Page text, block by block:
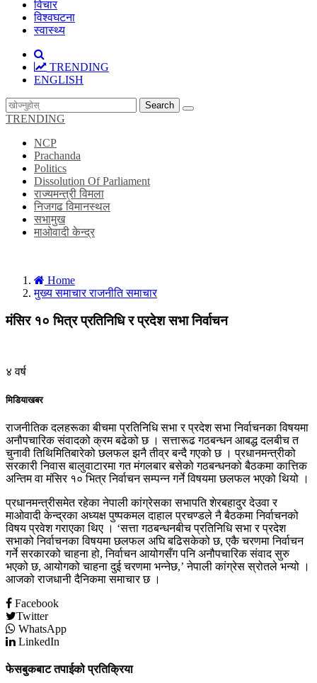
विचार
विश्वघटना
स्वास्थ्य
TRENDING
ENGLISH
Search
TRENDING
NCP
Prachanda
Politics
Dissolution Of Parliament
राज्यमन्त्री विमला
निजगढ विमानस्थल
सभामुख
माओवादी केन्द्र
Home
मुख्य समाचारराजनीतिसमाचार
मंसिर १० भित्र प्रतिनिधि र प्रदेश सभा निर्वाचन
४ वर्ष
मिडियाखबर
राजनीतिक दलहरूका बीचमा प्रतिनिधि सभा र प्रदेश सभा निर्वाचनका विषयमा
अनौपचारिक संवादको क्रम बढेको छ । सत्तारूढ गठबन्धन आबद्ध दलबीच त
चुनावी तिथिमितिबारेको छलफल झनै तीव्र बन्दै गएको छ । प्रधानमन्त्रीको
सरकारी निवास बालुवाटारमा गत मंगलबार बसेको गठबन्धनको बैठकमा कात्तिक
अन्तिम वा मंसिर १० भित्र निर्वाचन सम्पन्न गर्ने विषयमा छलफल भएको थियो ।
प्रधानमन्त्रीसमेत रहेका नेपाली कांग्रेसका सभापति शेरबहादुर देउवा र
माओवादी केन्द्रका अध्यक्ष पुष्पकमल दाहाल प्रचण्डले नै बैठकमा निर्वाचनको
विषय प्रवेश गराएका थिए । ‘सत्ता गठबन्धनबीच प्रतिनिधि सभा र प्रदेश
सभाको निर्वाचनका विषयमा छलफल अघि बढिसकेको छ, एकै चरणमा निर्वाचन
गर्ने सरकारको चाहना हो, निर्वाचन आयोगसँग पनि अनौपचारिक संवाद सुरु
भएको छ, आयोगको चाहना दुई चरणमा भन्नेछ,’ नेपाली कांग्रेस स्रोतले भन्यो ।
आजको राजधानी दैनिकमा समाचार छ ।
Facebook
Twitter
WhatsApp
LinkedIn
फेसबुकबाट तपाईको प्रतिक्रिया